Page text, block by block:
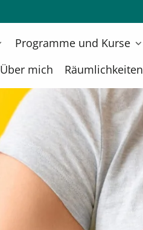
Programme und Kurse
Über mich Räumlichkeiten